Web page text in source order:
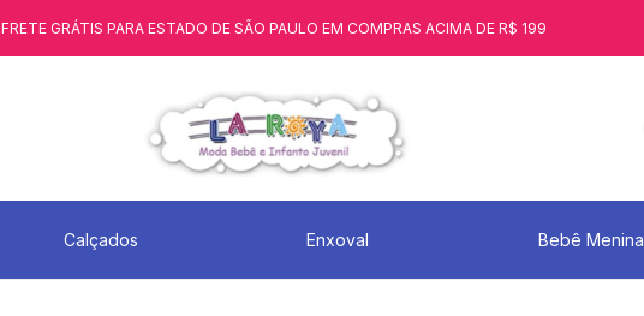
FRETE GRÁTIS PARA ESTADO DE SÃO PAULO EM COMPRAS ACIMA DE R$ 199
Calçados Enxoval Bebê Menina